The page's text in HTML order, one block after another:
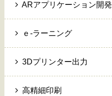
ARアプリケーション開発
ｅ-ラーニング
3Dプリンター出力
高精細印刷